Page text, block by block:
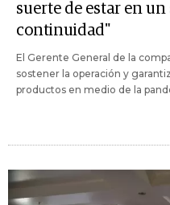
suerte de estar en
continuidad"
El Gerente General de la
sostener la operación y
productos en medio de la